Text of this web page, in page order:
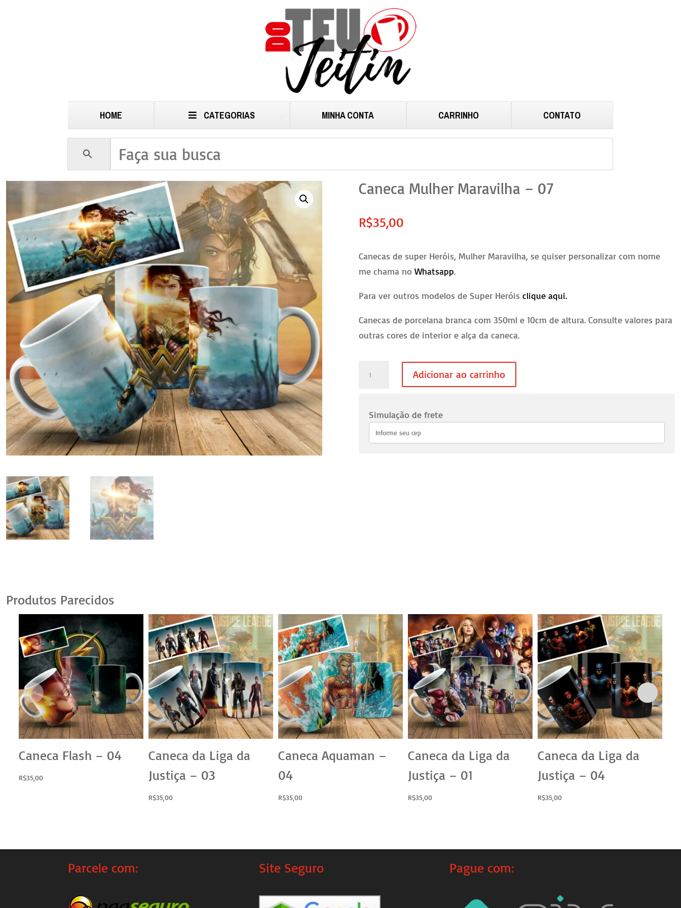
HOME CATEGORIAS MINHA CONTA CARRINHO CONTATO
Caneca Mulher Maravilha – 07
R$35,00
Canecas de super Heróis, Mulher Maravilha, se quiser personalizar com nome
me chama noWhatsapp.
Para ver outros modelos de Super Heróisclique aqui.
Canecas de porcelana branca com 350ml e 10cm de altura. Consulte valores para
outras cores de interior e alça da caneca.
quantidade
Adicionar ao carrinho
Simulação de frete
Produtos Parecidos
Caneca Flash – 04
R$35,00
Caneca da Liga da
Justiça – 03
R$35,00
Caneca Aquaman –
04
R$35,00
Caneca da Liga da
Justiça – 01
R$35,00
Caneca da Liga da
Justiça – 04
R$35,00
Parcele com: Site Seguro Pague com: